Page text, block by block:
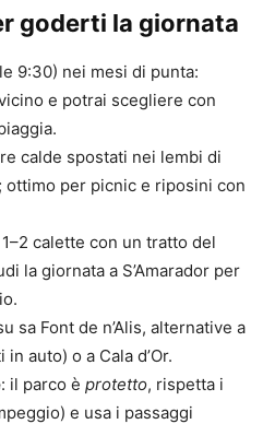
goderti la giornata
9:30) nei mesi di punta:
e potrai scegliere con
calde spostati nei lembi di
ottimo per picnic e riposini con
calette con un tratto del
la giornata a S’Amarador per
sa Font de n’Alis, alternative a
in auto) o a Cala d’Or.
: il parco è protetto, rispetta i
e usa i passaggi